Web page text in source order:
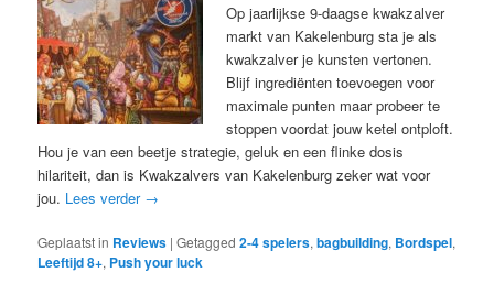
Op jaarlijkse 9-daagse kwakzalver
markt van Kakelenburg sta je als
kwakzalver je kunsten vertonen.
Blijf ingrediënten toevoegen voor
maximale punten maar probeer te
stoppen voordat jouw ketel ontploft.
Hou je van een beetje strategie, geluk en een flinke dosis
hilariteit, dan is Kwakzalvers van Kakelenburg zeker wat voor
jou. Lees verder →
Geplaatst in Reviews |Getagged 2-4 spelers,bagbuilding, Bordspel,
Leeftijd 8+, Push your luck